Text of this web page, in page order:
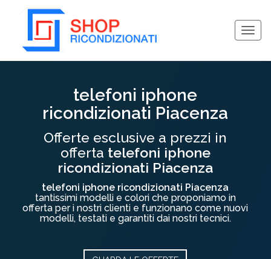
telefoni iphone
ricondizionati Piacenza
Offerte esclusive a prezzi in
offerta telefoni iphone
ricondizionati Piacenza
telefoni iphone ricondizionati Piacenza
tantissimi modelli e colori che proponiamo in
offerta per i nostri clienti e funzionano come nuovi
modelli, testati e garantiti dai nostri tecnici.